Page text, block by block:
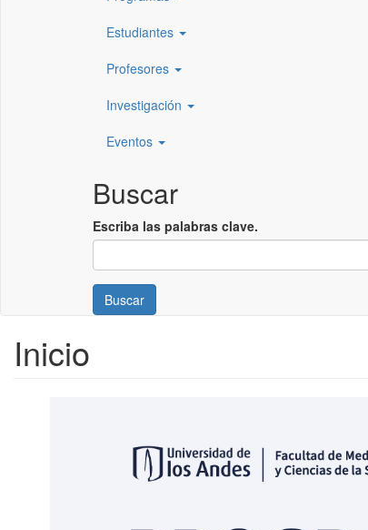
Estudiantes
Profesores
Investigación
Eventos
Buscar
Escriba las palabras clave.
Buscar
Inicio